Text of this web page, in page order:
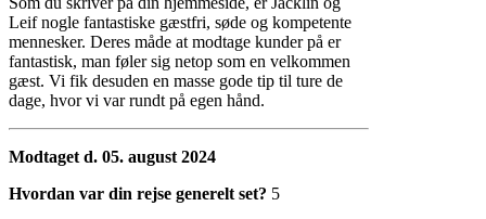
Leif nogle fantastiske gæstfri, søde og kompetente
mennesker. Deres måde at modtage kunder på er
fantastisk, man føler sig netop som en velkommen
gæst. Vi fik desuden en masse gode tip til ture de
dage, hvor vi var rundt på egen hånd.
Modtaget d. 05. august 2024
Hvordan var din rejse generelt set? 5